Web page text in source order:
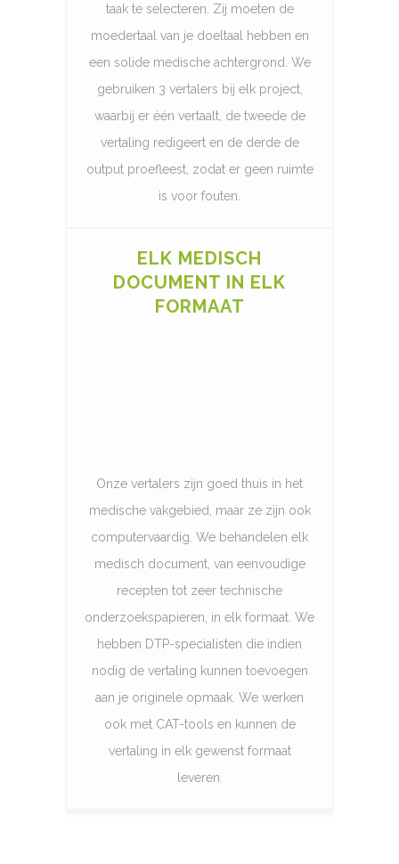
taak te selecteren. Zij moeten de
moedertaal van je doeltaal hebben en
een solide medische achtergrond. We
gebruiken 3 vertalers bij elk project,
waarbij er één vertaalt, de tweede de
vertaling redigeert en de derde de
output proefleest, zodat er geen ruimte
is voor fouten.
ELK MEDISCH
DOCUMENT IN ELK
FORMAAT
Onze vertalers zijn goed thuis in het
medische vakgebied, maar ze zijn ook
computervaardig. We behandelen elk
medisch document, van eenvoudige
recepten tot zeer technische
onderzoekspapieren, in elk formaat. We
hebben DTP-specialisten die indien
nodig de vertaling kunnen toevoegen
aan je originele opmaak. We werken
ook met CAT-tools en kunnen de
vertaling in elk gewenst formaat
leveren.